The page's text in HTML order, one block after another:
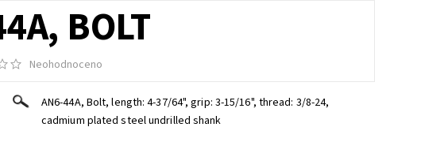
BOLT
Neohodnoceno
AN6-44A, Bolt,length: 4-37/64", grip: 3-15/16", thread: 3/8-24,
cadmium plated steel undrilled shank